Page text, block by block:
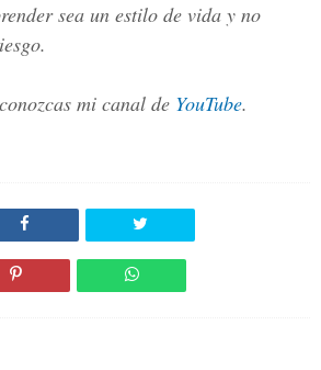
sea un estilo de vida y no
mi canal de YouTube.